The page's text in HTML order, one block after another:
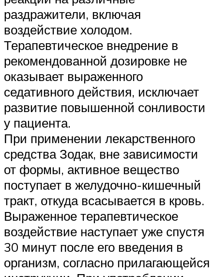
раздражители, включая
воздействие холодом.
Терапевтическое внедрение в
рекомендованной дозировке не
оказывает выраженного
седативного действия, исключает
развитие повышенной сонливости
у пациента.
При применении лекарственного
средства Зодак, вне зависимости
от формы, активное вещество
поступает в желудочно-кишечный
тракт, откуда всасывается в кровь.
Выраженное терапевтическое
воздействие наступает уже спустя
30 минут после его введения в
организм, согласно прилагающейся